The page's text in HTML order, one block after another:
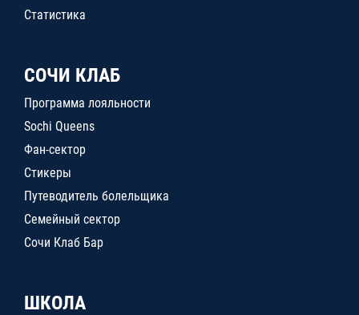
Статистика
СОЧИ КЛАБ
Программа лояльности
Sochi Queens
Фан-сектор
Стикеры
Путеводитель болельщика
Семейный сектор
Сочи Клаб Бар
ШКОЛА